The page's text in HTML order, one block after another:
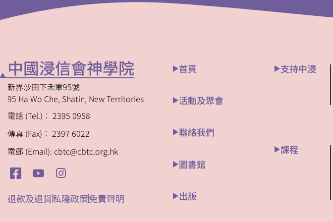
中國浸信會神學院
新界沙田下禾輋95號
95 Ha Wo Che, Shatin, New Territories
電話 (Tel.)︰ 2395 0958
傳真 (Fax)︰ 2397 6022
電郵 (Email): cbtc@cbtc.org.hk
退款及退貨私隱政策免責聲明
首頁
活動及聚會
聯絡我們
圖書館
出版
支持中浸
課程